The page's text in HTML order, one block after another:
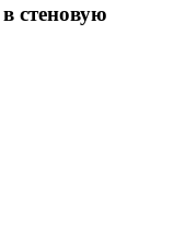
стеновую